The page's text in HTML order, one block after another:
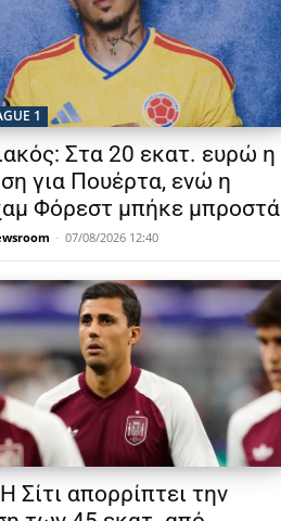
1
Στα 20 εκατ. ευρώ η
για Πουέρτα, ενώ η
Φόρεστ μπήκε μπροστά
- 07/08/2026 12:40
Σίτι απορρίπτει την